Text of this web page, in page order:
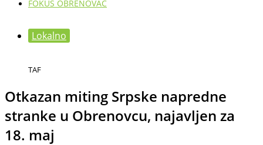
FOKUS OBRENOVAC
Lokalno
TAF
Otkazan miting Srpske napredne
stranke u Obrenovcu, najavljen za
18. maj